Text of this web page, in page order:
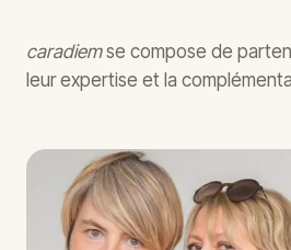
caradiemse compose de
leur expertise et la